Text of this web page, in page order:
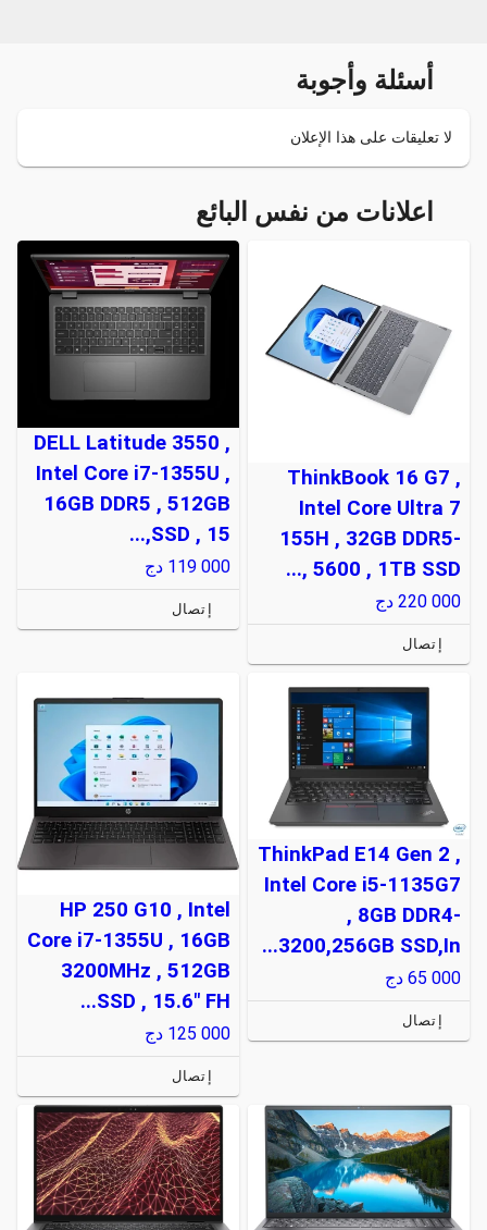
أسئلة وأجوبة
لا تعليقات على هذا الإعلان
اعلانات من نفس البائع
ThinkBook 16 G7 ,
Intel Core Ultra 7
155H , 32GB DDR5-
5600 , 1TB SSD ,...
220 000 دج
إتصال
DELL Latitude 3550 ,
Intel Core i7-1355U ,
16GB DDR5 , 512GB
SSD , 15,...
119 000 دج
إتصال
ThinkPad E14 Gen 2 ,
Intel Core i5-1135G7
, 8GB DDR4-
3200,256GB SSD,In...
65 000 دج
إتصال
HP 250 G10 , Intel
Core i7-1355U , 16GB
3200MHz , 512GB
SSD , 15.6" FH...
125 000 دج
إتصال